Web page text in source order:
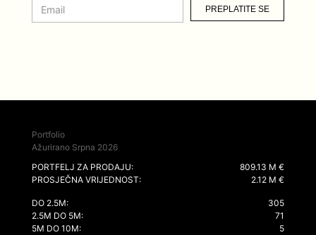
PREPLATITE SE
Portfolio
Ažurirano Srpna 2026
PORTFELJ ZA PRODAJU:
809.13 M €
PROSJEČNA VRIJEDNOST:
2.12 M €
DO 2.5M:
305
2.5M DO 5M:
71
5M DO 10M:
5